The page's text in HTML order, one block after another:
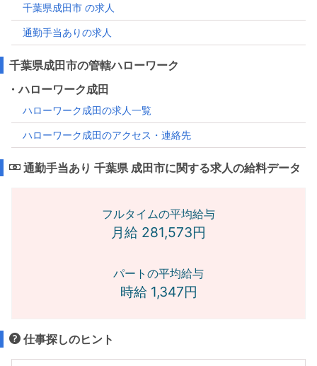
千葉県成田市 の求人
通勤手当ありの求人
千葉県成田市の管轄ハローワーク
・ハローワーク成田
ハローワーク成田の求人一覧
ハローワーク成田のアクセス・連絡先
通勤手当あり 千葉県 成田市に関する求人の給料データ
フルタイムの平均給与
月給 281,573円
パートの平均給与
時給 1,347円
仕事探しのヒント